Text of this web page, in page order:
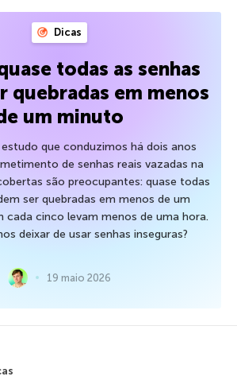
Dicas
todas as senhas
quebradas em menos
um minuto
que conduzimos há dois anos
de senhas reais vazadas na
são preocupantes: quase todas
ser quebradas em menos de um
cada cinco levam menos de uma hora.
deixar de usar senhas inseguras?
19 maio 2026